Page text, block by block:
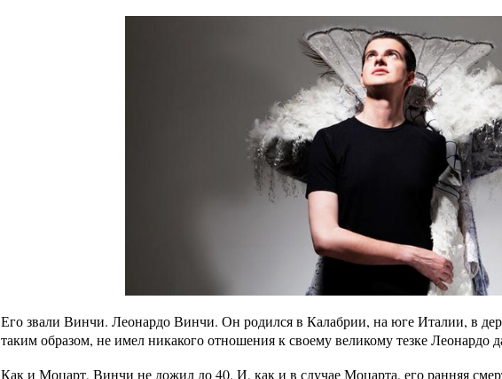
Его звали Винчи. Леонардо Винчи. Он родился в Калабрии, на юге Италии, в
таким образом, не имел никакого отношения к своему великому тезке
Как и Моцарт, Винчи не дожил до 40. И, как и в случае Моцарта, его ранняя